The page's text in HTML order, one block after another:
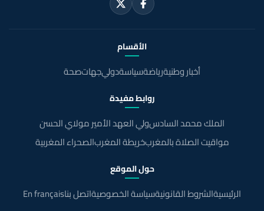
الأقسام
أخبار وطنيةرياضةسياسةدوليجهاتصحة
روابط مفيدة
الملك محمد السادسولي العهد الأمير مولاي الحسن
مواقيت الصلاة بالمغربخريطة المغربالصحراء المغربية
حول الموقع
الرئيسيةالشروط القانونيةسياسة الخصوصيةاتصل بناEn français